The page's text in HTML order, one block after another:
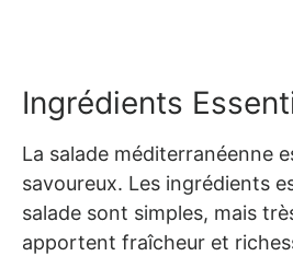
Ingrédients
La salade méditerranéenne
savoureux. Les ingrédients
salade sont simples, mais
apportent fraîcheur et